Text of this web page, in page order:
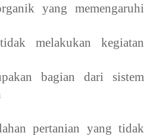
yang memengaruhi
melakukan kegiatan
bagian dari sistem
pertanian yang tidak